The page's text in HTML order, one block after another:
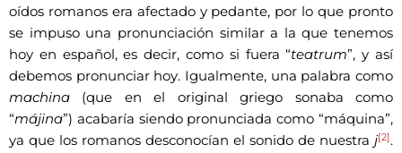
oídos romanos era afectado y pedante, por lo que pronto
se impuso una pronunciación similar a la que tenemos
hoy en español, es decir, como si fuera “teatrum”, y así
debemos pronunciar hoy. Igualmente, una palabra como
machina (que en el original griego sonaba como
“májina”) acabaría siendo pronunciada como “máquina”,
ya que los romanos desconocían el sonido de nuestra j[2].